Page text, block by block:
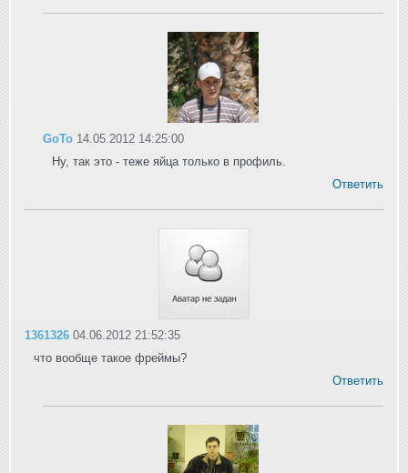
GoTo 14.05.2012 14:25:00
Ну, так это - теже яйца только в профиль.
Ответить
1361326 04.06.2012 21:52:35
что вообще такое фреймы?
Ответить